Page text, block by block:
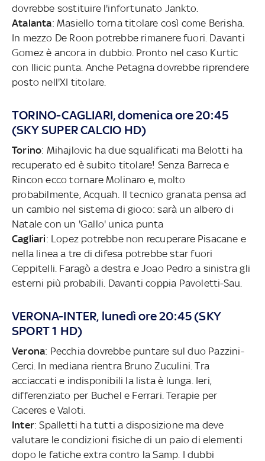
dovrebbe sostituire l'infortunato Jankto.
Atalanta: Masiello torna titolare così come Berisha.
In mezzo De Roon potrebbe rimanere fuori. Davanti
Gomez è ancora in dubbio. Pronto nel caso Kurtic
con Ilicic punta. Anche Petagna dovrebbe riprendere
posto nell'XI titolare.
TORINO-CAGLIARI, domenica ore 20:45
(SKY SUPER CALCIO HD)
Torino: Mihajlovic ha due squalificati ma Belotti ha
recuperato ed è subito titolare! Senza Barreca e
Rincon ecco tornare Molinaro e, molto
probabilmente, Acquah. Il tecnico granata pensa ad
un cambio nel sistema di gioco: sarà un albero di
Natale con un 'Gallo' unica punta
Cagliari: Lopez potrebbe non recuperare Pisacane e
nella linea a tre di difesa potrebbe star fuori
Ceppitelli. Faragò a destra e Joao Pedro a sinistra gli
esterni più probabili. Davanti coppia Pavoletti-Sau.
VERONA-INTER, lunedì ore 20:45 (SKY
SPORT 1 HD)
Verona: Pecchia dovrebbe puntare sul duo Pazzini-
Cerci. In mediana rientra Bruno Zuculini. Tra
acciaccati e indisponibili la lista è lunga. Ieri,
differenziato per Buchel e Ferrari. Terapie per
Caceres e Valoti.
Inter: Spalletti ha tutti a disposizione ma deve
valutare le condizioni fisiche di un paio di elementi
dopo le fatiche extra contro la Samp. I dubbi